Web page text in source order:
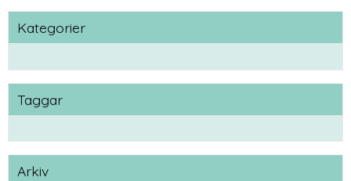
Kategorier
Taggar
Arkiv